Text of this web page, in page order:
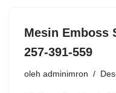
Mesin Emboss
257-391-559
oleh adminimron